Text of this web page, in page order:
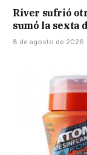
River sufrió
sumó la sexta
8 de agosto de 2026